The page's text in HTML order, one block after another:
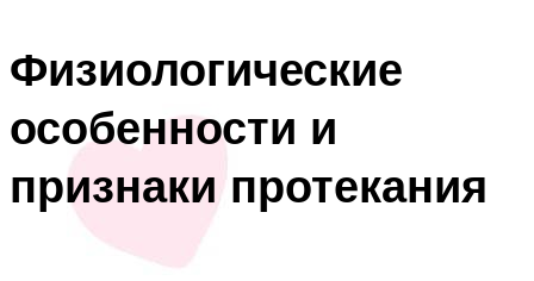
Физиологические
особенности и
признаки протекания